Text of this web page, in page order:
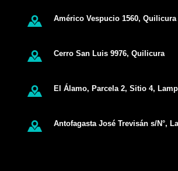
Américo Vespucio 1560, Quilicura
Cerro San Luis 9976, Quilicura
El Álamo, Parcela 2, Sitio 4,
Antofagasta José Trevisán s/N°,